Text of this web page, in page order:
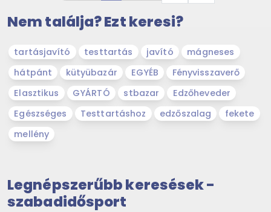
Nem találja? Ezt keresi?
tartásjavító testtartás javító
mágneses
hátpánt
kütyübazár EGYÉB
Fényvisszaverő
Elasztikus
GYÁRTÓ stbazar
Edzőheveder
Egészséges
Testtartáshoz edzőszalag
fekete
mellény
Legnépszerűbb keresések -
szabadidősport